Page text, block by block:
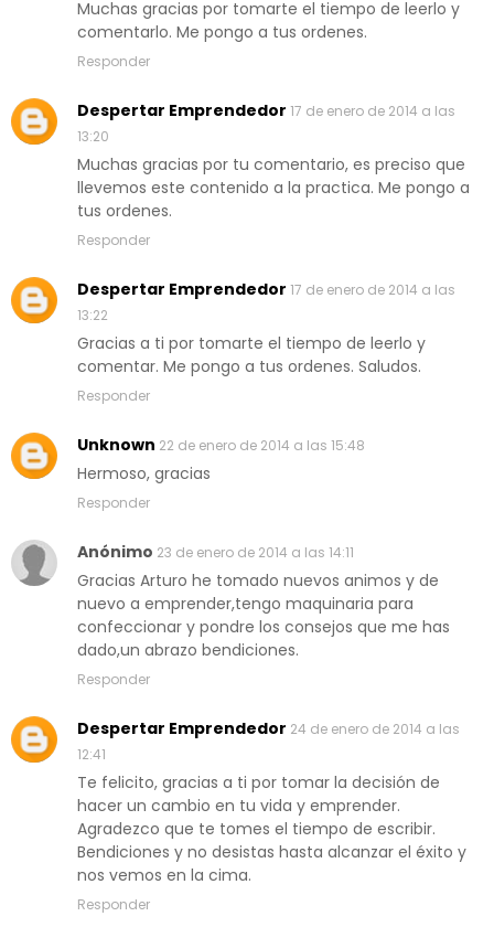
Muchas gracias por tomarte el tiempo de leerlo y
comentarlo. Me pongo a tus ordenes.
Responder
Despertar Emprendedor 17 de enero de 2014 a las
13:20
Muchas gracias por tu comentario, es preciso que
llevemos este contenido a la practica. Me pongo a
tus ordenes.
Responder
Despertar Emprendedor 17 de enero de 2014 a las
13:22
Gracias a ti por tomarte el tiempo de leerlo y
comentar. Me pongo a tus ordenes. Saludos.
Responder
Unknown 22 de enero de 2014 a las 15:48
Hermoso, gracias
Responder
Anónimo 23 de enero de 2014 a las 14:11
Gracias Arturo he tomado nuevos animos y de
nuevo a emprender,tengo maquinaria para
confeccionar y pondre los consejos que me has
dado,un abrazo bendiciones.
Responder
Despertar Emprendedor 24 de enero de 2014 a las
12:41
Te felicito, gracias a ti por tomar la decisión de
hacer un cambio en tu vida y emprender.
Agradezco que te tomes el tiempo de escribir.
Bendiciones y no desistas hasta alcanzar el éxito y
nos vemos en la cima.
Responder